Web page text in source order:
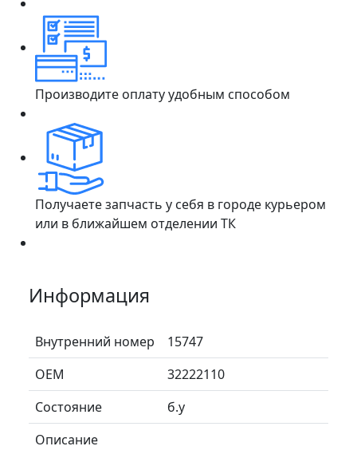
Производите оплату удобным способом
Получаете запчасть у себя в городе курьером
или в ближайшем отделении ТК
Информация
Внутренний номер
15747
ОЕМ
32222110
Состояние
б.у
Описание